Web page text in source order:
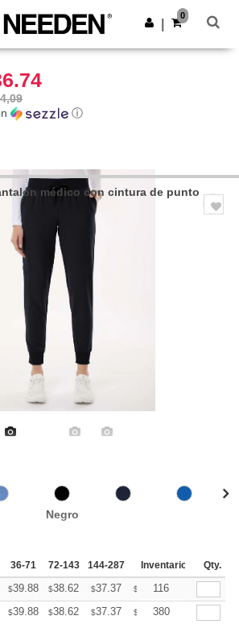
en app!
Descargar app
0
ⓘ
médico con cintura de punto
Negro
36-71 72-143 144-287 288 + Mas
Inventario Qty.
$39.88 $38.62 $37.37 $ 36.74
116
$39.88 $38.62 $37.37 $ 36.74
380